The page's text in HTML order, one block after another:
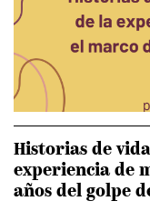
Historias de
experiencia de
años del golpe